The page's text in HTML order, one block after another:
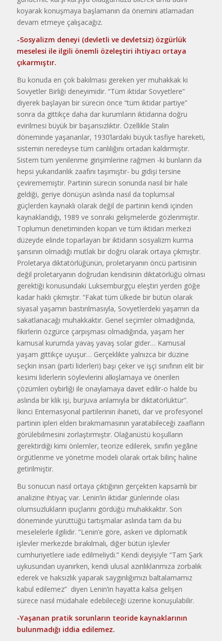
koyarak konuşmaya başlamanın da önemini atlamadan
devam etmeye çalışacağız.
-Sosyalizm deneyi (devletli ve devletsiz) özgürlük
meselesi ile ilgili önemli özeleştiri ihtiyacı ortaya
çıkarmıştır.
Bu konuda en çok bakılması gereken yer muhakkak ki
Sovyetler Birliği deneyimidir. “Tüm iktidar Sovyetlere”
diyerek başlayan bir sürecin önce “tüm iktidar partiye”
sonra da gittikçe daha dar kurumların iktidarına doğru
evirilmesi büyük bir başarısızlıktır. Özellikle Stalin
döneminde yaşananlar, 1930’lardaki büyük tasfiye hareketi,
sistemin neredeyse tüm canlılığını ortadan kaldırmıştır.
Sistem tüm yenilenme girişimlerine rağmen -ki bunların da
hepsi yukarıdanlık zaafını taşımıştır- bu gidişi tersine
çevirememiştir. Partinin sürecin sonunda nasıl bir hale
geldiği, geriye dönüşün aslında nasıl da toplumsal
güçlerden kaynaklı olarak değil de partinin kendi içinden
kaynaklandığı, 1989 ve sonraki gelişmelerde gözlenmiştir.
Toplumun denetiminden kopan ve tüm iktidarı merkezi
düzeyde elinde toparlayan bir iktidarın sosyalizm kurma
şansının olmadığı mutlak bir doğru olarak ortaya çıkmıştır.
Proletarya diktatörlüğünün, proletaryanın öncü partisinin
değil proletaryanın doğrudan kendisinin diktatörlüğü olması
gerektiği konusundaki Luksemburgçu eleştiri yerden göğe
kadar haklı çıkmıştır. “Fakat tüm ülkede bir bütün olarak
siyasal yaşamın bastırılmasıyla, Sovyetlerdeki yaşamın da
sakatlanacağı muhakkaktır. Genel seçimler olmadığında,
fikirlerin özgürce çarpışması olmadığında, yaşam her
kamusal kurumda yavaş yavaş solar gider… Kamusal
yaşam gittikçe uyuşur… Gerçeklikte yalnızca bir düzine
seçkin insan (parti liderleri) başı çeker ve işçi sınıfının elit bir
kesimi liderlerin söylevlerini alkışlamaya ve önerilen
çözümleri oybirliği ile onaylamaya davet edilir-o halde bu
aslında bir klik işi, burjuva anlamıyla bir diktatörlüktür”.
İkinci Enternasyonal partilerinin ihaneti, dar ve profesyonel
partinin ipleri elden bırakmamasının yaratabileceği zaafların
görülebilmesini zorlaştırmıştır. Olağanüstü koşulların
gerektirdiği kimi önlemler, teorize edilerek, sınıfın yegâne
örgütlenme ve yönetme modeli olarak ortak bilinç haline
getirilmiştir.
Bu sonucun nasıl ortaya çıktığının gerçekten kapsamlı bir
analizine ihtiyaç var. Lenin’in iktidar günlerinde olası
olumsuzlukların ipuçlarını gördüğü muhakkaktır. Son
döneminde yürüttüğü tartışmalar aslında tam da bu
meselelerle ilgilidir. “Lenin’e göre, askeri ve diplomatik
işlevler merkezde bırakılmalı, diğer bütün işlevler
cumhuriyetlere iade edilmeliydi.” Kendi deyişiyle “Tam Şark
uykusundan uyanırken, kendi ulusal azınlıklarımıza zorbalık
ederek ve haksızlık yaparak saygınlığımızı baltalamamız
kabul edilemez” diyen Lenin’in hayatta kalsa gelişen
sürece nasıl müdahale edebileceği üzerine konuşulabilir.
-Yaşanan pratik sorunların teoride kaynaklarının
bulunmadığı iddia edilemez.